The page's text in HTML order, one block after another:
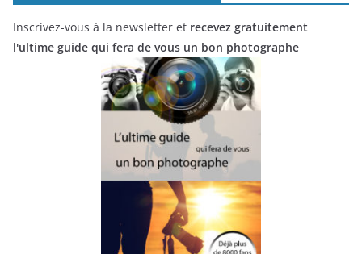
Inscrivez-vous à la newsletter et recevez gratuitement
l'ultime guide qui fera de vous un bon photographe